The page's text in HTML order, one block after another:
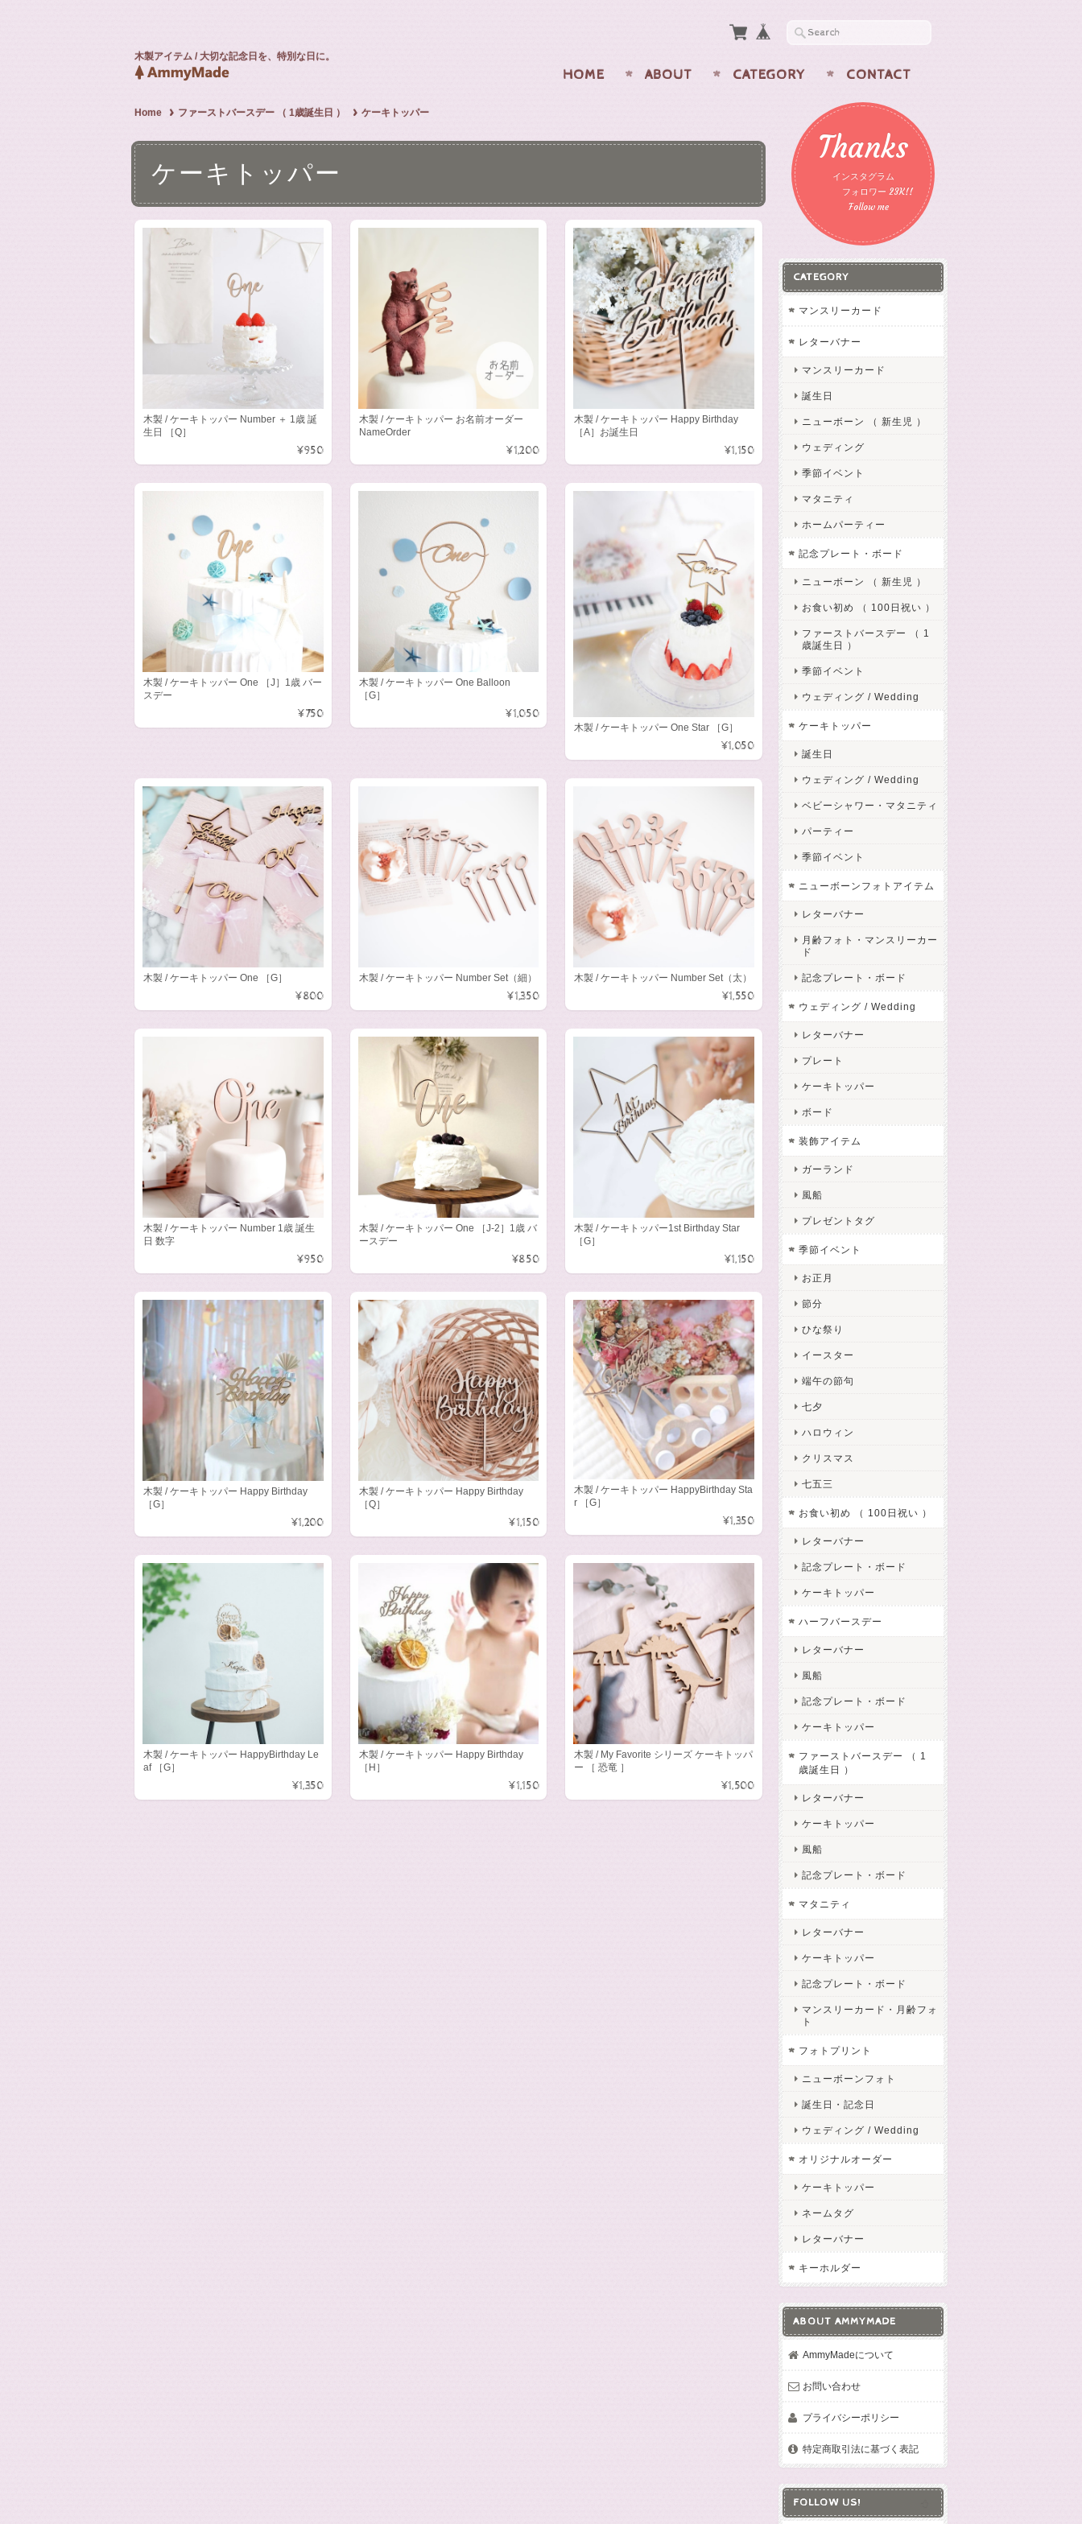
木製アイテム / 大切な記念日を、特別な日に。
HOME ABOUT CATEGORY CONTACT
Home ファーストバースデー （ 1歳誕生日 ） ケーキトッパー
ケーキトッパー
木製 / ケーキトッパー Number ＋ 1歳 誕
生日 ［Q］
¥950
木製 / ケーキトッパー お名前オーダー
NameOrder
¥1,200
木製 / ケーキトッパー Happy Birthday
［A］お誕生日
¥1,150
木製 / ケーキトッパー One ［J］1歳 バー
スデー
¥750
木製 / ケーキトッパー One Balloon
［G］
¥1,050
木製 / ケーキトッパー One Star ［G］
¥1,050
木製 / ケーキトッパー One ［G］
¥800
木製 / ケーキトッパー Number Set（細）
¥1,350
木製 / ケーキトッパー Number Set（太）
¥1,550
木製 / ケーキトッパー Number 1歳 誕生
日 数字
¥950
木製 / ケーキトッパー One ［J-2］1歳 バ
ースデー
¥850
木製 / ケーキトッパー1st Birthday Star
［G］
¥1,150
木製 / ケーキトッパー Happy Birthday
［G］
¥1,200
木製 / ケーキトッパー Happy Birthday
［Q］
¥1,150
木製 / ケーキトッパー HappyBirthday Sta
r ［G］
¥1,350
木製 / ケーキトッパー HappyBirthday Le
af ［G］
¥1,350
木製 / ケーキトッパー Happy Birthday
［H］
¥1,150
木製 / My Favorite シリーズ ケーキトッパ
ー ［ 恐竜 ］
¥1,500
Thanks
インスタグラム
フォロワー 23K!!
Follow me
CATEGORY
マンスリーカード
レターバナー
マンスリーカード
誕生日
ニューボーン （ 新生児 ）
ウェディング
季節イベント
マタニティ
ホームパーティー
記念プレート・ボード
ニューボーン （ 新生児 ）
お食い初め （ 100日祝い ）
ファーストバースデー （ 1
歳誕生日 ）
季節イベント
ウェディング / Wedding
ケーキトッパー
誕生日
ウェディング / Wedding
ベビーシャワー・マタニティ
パーティー
季節イベント
ニューボーンフォトアイテム
レターバナー
月齢フォト・マンスリーカー
ド
記念プレート・ボード
ウェディング / Wedding
レターバナー
プレート
ケーキトッパー
ボード
装飾アイテム
ガーランド
風船
プレゼントタグ
季節イベント
お正月
節分
ひな祭り
イースター
端午の節句
七夕
ハロウィン
クリスマス
七五三
お食い初め （ 100日祝い ）
レターバナー
記念プレート・ボード
ケーキトッパー
ハーフバースデー
レターバナー
風船
記念プレート・ボード
ケーキトッパー
ファーストバースデー （ 1
歳誕生日 ）
レターバナー
ケーキトッパー
風船
記念プレート・ボード
マタニティ
レターバナー
ケーキトッパー
記念プレート・ボード
マンスリーカード・月齢フォ
ト
フォトプリント
ニューボーンフォト
誕生日・記念日
ウェディング / Wedding
オリジナルオーダー
ケーキトッパー
ネームタグ
レターバナー
キーホルダー
ABOUT AMMYMADE
AmmyMadeについて
お問い合わせ
プライバシーポリシー
特定商取引法に基づく表記
FOLLOW US!